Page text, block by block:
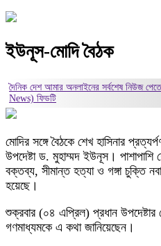
ইউনূস-মোদি বৈঠক
দৈনিক দেশ আমার অনলাইনের সর্বশেষ নিউজ
News) ফিডটি
মোদির সঙ্গে বৈঠকে শেখ হাসিনার
উপদেষ্টা ড. মুহাম্মদ ইউনূস। পাশাপাশি
বক্তব্য, সীমান্ত হত্যা ও গঙ্গা চুক্তি
হয়েছে।
শুক্রবার (০৪ এপ্রিল) প্রধান
গণমাধ্যমকে এ কথা জানিয়েছেন।